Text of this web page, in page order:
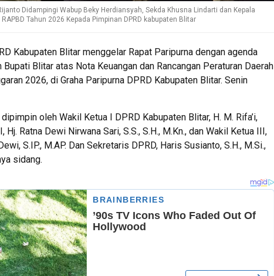
Didampingi Wabup Beky Herdiansyah, Sekda Khusna Lindarti dan Kepala
Tahun 2026 Kepada Pimpinan DPRD kabupaten Blitar
Kabupaten Blitar menggelar Rapat Paripurna dengan agenda
Blitar atas Nota Keuangan dan Rancangan Peraturan Daerah
2026, di Graha Paripurna DPRD Kabupaten Blitar. Senin
oleh Wakil Ketua I DPRD Kabupaten Blitar, H. M. Rifa’i,
Ratna Dewi Nirwana Sari, S.S., S.H., M.Kn., dan Wakil Ketua III,
S.IP., M.AP. Dan Sekretaris DPRD, Haris Susianto, S.H., M.Si.,
sidang.